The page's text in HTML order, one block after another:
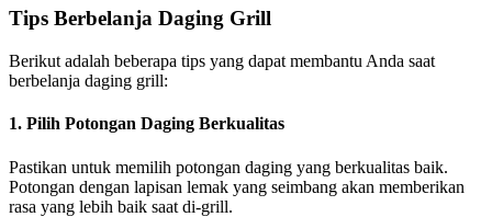
Tips Berbelanja Daging Grill
Berikut adalah beberapa tips yang dapat membantu Anda saat
berbelanja daging grill:
1. Pilih Potongan Daging Berkualitas
Pastikan untuk memilih potongan daging yang berkualitas baik.
Potongan dengan lapisan lemak yang seimbang akan memberikan
rasa yang lebih baik saat di-grill.